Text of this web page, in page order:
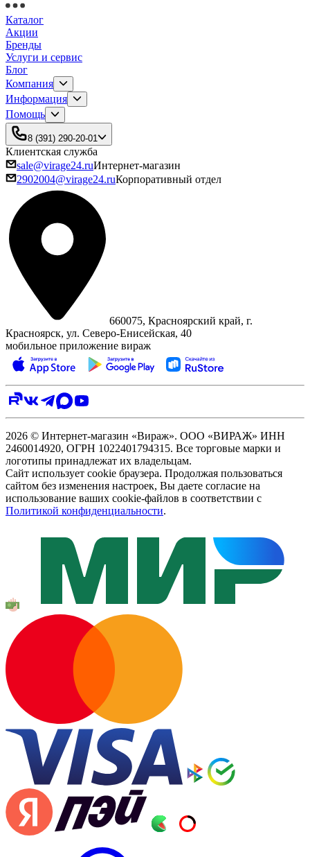
Каталог
Акции
Бренды
Услуги и сервис
Блог
Компания
Информация
Помощь
8 (391) 290-20-01
Клиентская служба
sale@virage24.ruИнтернет-магазин
2902004@virage24.ruКорпоративный отдел
660075, Красноярский край, г.
Красноярск, ул. Северо‑Енисейская, 40
мобильное приложение вираж
2026 © Интернет-магазин «Вираж». ООО «ВИРАЖ» ИНН
2460014920, ОГРН 1022401794315. Все торговые марки и
логотипы принадлежат их владельцам.
Сайт использует cookie браузера. Продолжая пользоваться
сайтом без изменения настроек, Вы даете согласие на
использование ваших cookie-файлов в соответствии с
Политикой конфиденциальности.